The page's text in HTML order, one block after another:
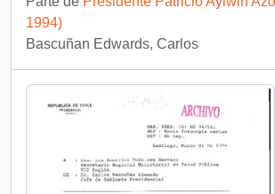
1994)
Bascuñan Edwards, Carlos